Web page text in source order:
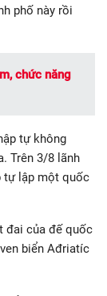
phố này rồi
chức năng
tự không
Trên 3/8 lãnh
tự lập một quốc
đai của đế quốc
biển Ađriatíc